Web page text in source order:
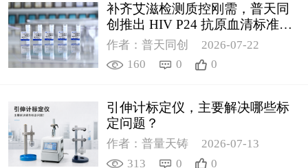
补齐艾滋检测质控刚需，普天同
创推出 HIV P24 抗原血清标准物
质
作者：普天同创
2026-07-22
160
0 0
引伸计标定仪，主要解决哪些标
定问题？
作者：普量天铸
2026-07-13
313
0 0